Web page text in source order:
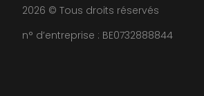
2026 © Tous droits réservés
n° d’entreprise : BE0732888844